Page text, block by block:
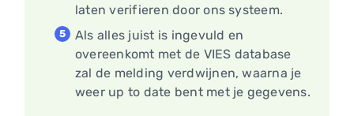
laten verifieren door ons systeem.
Als alles juist is ingevuld en
overeenkomt met de VIES database
zal de melding verdwijnen, waarna je
weer up to date bent met je gegevens.